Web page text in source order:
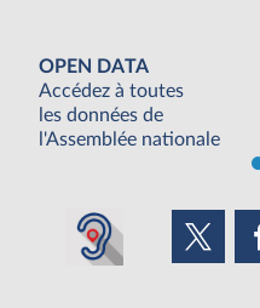
OPEN DATA
Accédez à toutes
les données de
l'Assemblée nationale